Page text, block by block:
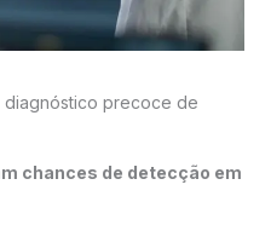
diagnóstico precoce de
chances de detecção em